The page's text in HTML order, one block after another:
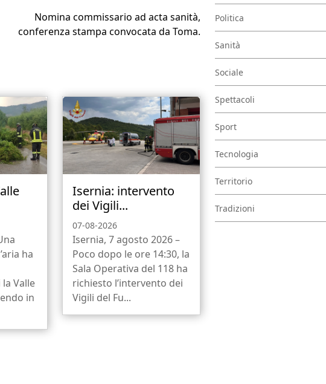
Nomina commissario ad acta sanità,
conferenza stampa convocata da Toma.
ha
Valle
in
Isernia: intervento
dei Vigili...
07-08-2026
Isernia, 7 agosto 2026 –
Poco dopo le ore 14:30, la
Sala Operativa del 118 ha
richiesto l’intervento dei
Vigili del Fu...
Politica
Sanità
Sociale
Spettacoli
Sport
Tecnologia
Territorio
Tradizioni